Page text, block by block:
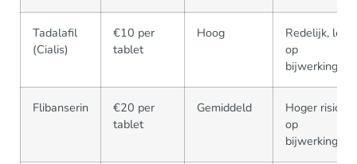
Tadalafil
(Cialis)
€10 per
tablet
Hoog
Redelijk, let
op
bijwerkingen
Flibanserin
€20 per
tablet
Gemiddeld
Hoger risico
op
bijwerkingen